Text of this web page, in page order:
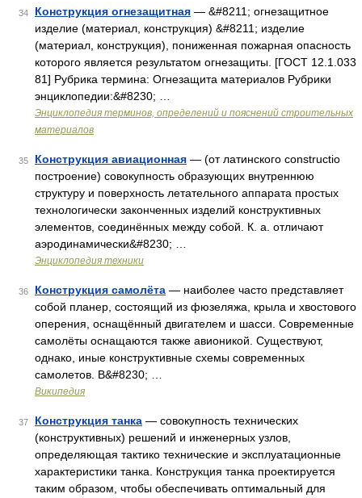
34 Конструкция огнезащитная — &#8211; огнезащитное
изделие (материал, конструкция) &#8211; изделие
(материал, конструкция), пониженная пожарная опасность
которого является результатом огнезащиты. [ГОСТ 12.1.033
81] Рубрика термина: Огнезащита материалов Рубрики
энциклопедии:&#8230; …
Энциклопедия терминов, определений и пояснений строительных
материалов
35 Конструкция авиационная — (от латинского constructio
построение) совокупность образующих внутреннюю
структуру и поверхность летательного аппарата простых
технологически законченных изделий конструктивных
элементов, соединённых между собой. К. а. отличают
аэродинамически&#8230; …
Энциклопедия техники
36 Конструкция самолёта — наиболее часто представляет
собой планер, состоящий из фюзеляжа, крыла и хвостового
оперения, оснащённый двигателем и шасси. Современные
самолёты оснащаются также авионикой. Существуют,
однако, иные конструктивные схемы современных
самолетов. В&#8230; …
Википедия
37 Конструкция танка — совокупность технических
(конструктивных) решений и инженерных узлов,
определяющая тактико технические и эксплуатационные
характеристики танка. Конструкция танка проектируется
таким образом, чтобы обеспечивать оптимальный для